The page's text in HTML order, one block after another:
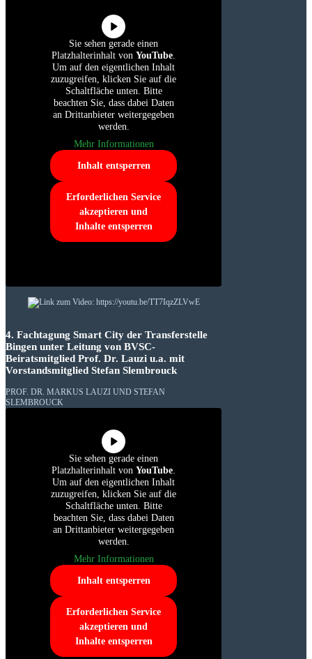
Sie sehen gerade einen
Platzhalterinhalt von YouTube.
Um auf den eigentlichen Inhalt
zuzugreifen, klicken Sie auf die
Schaltfläche unten. Bitte
beachten Sie, dass dabei Daten
an Drittanbieter weitergegeben
werden.
Mehr Informationen
Inhalt entsperren
Erforderlichen Service
akzeptieren und
Inhalte entsperren
4. Fachtagung Smart City der Transferstelle
Bingen unter Leitung von BVSC-
Beiratsmitglied Prof. Dr. Lauzi u.a. mit
Vorstandsmitglied Stefan Slembrouck
PROF. DR. MARKUS LAUZI UND STEFAN
SLEMBROUCK
Sie sehen gerade einen
Platzhalterinhalt von YouTube.
Um auf den eigentlichen Inhalt
zuzugreifen, klicken Sie auf die
Schaltfläche unten. Bitte
beachten Sie, dass dabei Daten
an Drittanbieter weitergegeben
werden.
Mehr Informationen
Inhalt entsperren
Erforderlichen Service
akzeptieren und
Inhalte entsperren